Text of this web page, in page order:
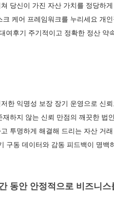
당신이 가진 자산 가치를 정당하
케어 프레임워크를 누리세요 개
여후기 주기적이고 정확한 정산
한 익명성 보장 장기 운영으로 신
하지 않는 신뢰 만점의 깨끗한 법
투명하게 해결해 드리는 자산 거
구동 데이터와 감동 피드백이 명백
동안 안정적으로 비즈니